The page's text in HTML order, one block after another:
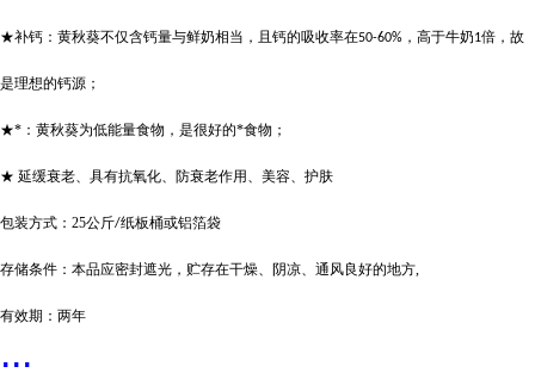
★补钙：黄秋葵不仅含钙量与鲜奶相当，且钙的吸收率在50-60% ，高于牛奶1倍，故
是理想的钙源；
★*：黄秋葵为低能量食物，是很好的*食物；
★ 延缓衰老、具有抗氧化、防衰老作用、美容、护肤
包装方式： 25公斤/纸板桶或铝箔袋
存储条件：本品应密封遮光，贮存在干燥、阴凉、通风良好的地方,
有效期：两年
...